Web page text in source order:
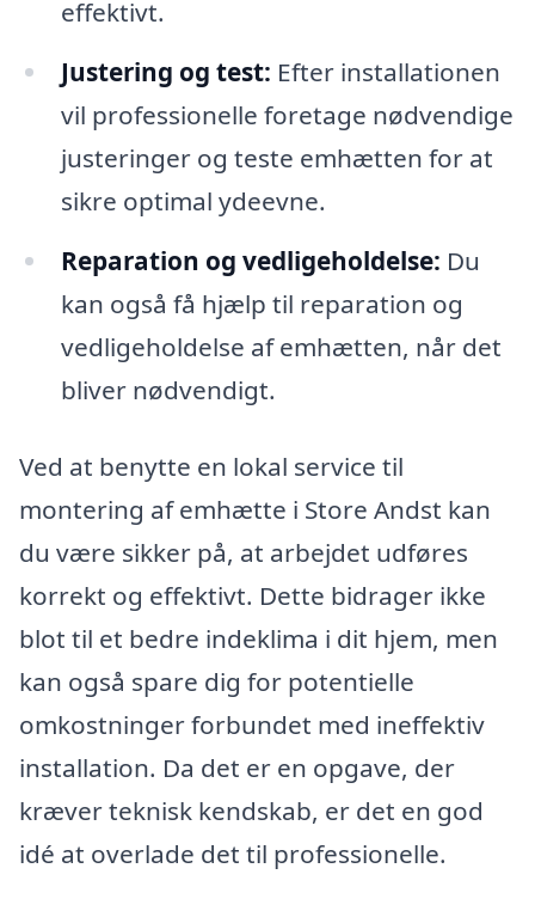
effektivt.
Justering og test: Efter installationen
vil professionelle foretage nødvendige
justeringer og teste emhætten for at
sikre optimal ydeevne.
Reparation og vedligeholdelse: Du
kan også få hjælp til reparation og
vedligeholdelse af emhætten, når det
bliver nødvendigt.
Ved at benytte en lokal service til
montering af emhætte i Store Andst kan
du være sikker på, at arbejdet udføres
korrekt og effektivt. Dette bidrager ikke
blot til et bedre indeklima i dit hjem, men
kan også spare dig for potentielle
omkostninger forbundet med ineffektiv
installation. Da det er en opgave, der
kræver teknisk kendskab, er det en god
idé at overlade det til professionelle.